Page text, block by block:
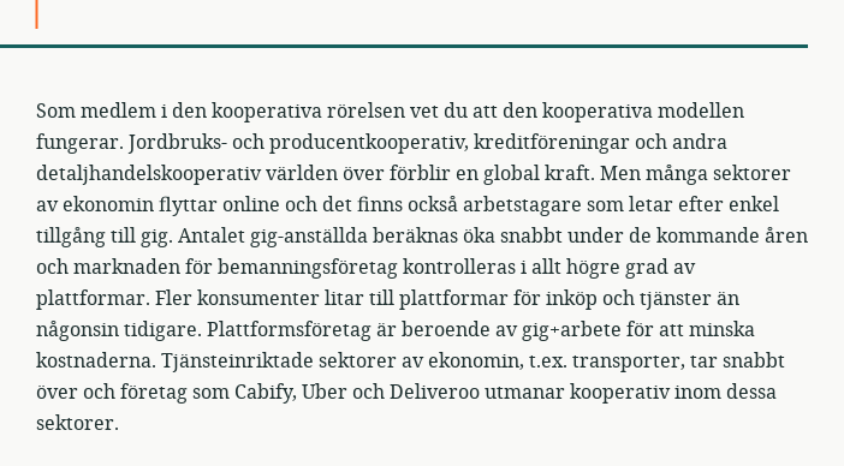
Som medlem i den kooperativa rörelsen vet du att den kooperativa modellen
fungerar. Jordbruks- och producentkooperativ, kreditföreningar och andra
detaljhandelskooperativ världen över förblir en global kraft. Men många sektorer
av ekonomin flyttar online och det finns också arbetstagare som letar efter enkel
tillgång till gig. Antalet gig-anställda beräknas öka snabbt under de kommande åren
och marknaden för bemanningsföretag kontrolleras i allt högre grad av
plattformar. Fler konsumenter litar till plattformar för inköp och tjänster än
någonsin tidigare. Plattformsföretag är beroende av gig+arbete för att minska
kostnaderna. Tjänsteinriktade sektorer av ekonomin, t.ex. transporter, tar snabbt
över och företag som Cabify, Uber och Deliveroo utmanar kooperativ inom dessa
sektorer.